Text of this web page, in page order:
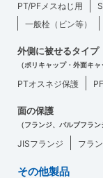
PT/PFメスねじ用
一般栓（ビン等）
外側に被せるタイプ
（ポリキャップ・外面キ
PTオスネジ保護
面の保護
（フランジ、バルブフラン
JISフランジ フラ
その他製品